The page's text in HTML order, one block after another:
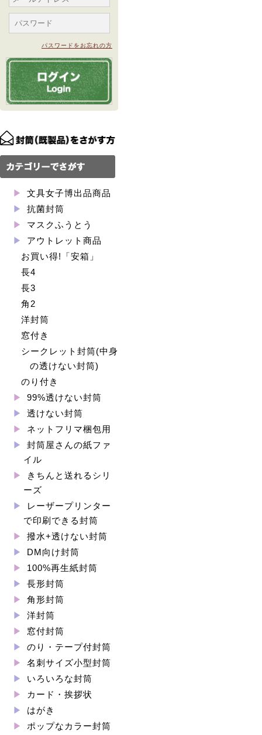
パスワードをお忘れの方
文具女子博出品商品
抗菌封筒
マスクふうとう
アウトレット商品
お買い得!「安箱」
長4
長3
角2
洋封筒
窓付き
シークレット封筒(中身
の透けない封筒)
のり付き
99%透けない封筒
透けない封筒
ネットフリマ梱包用
封筒屋さんの紙ファ
イル
きちんと送れるシリ
ーズ
レーザープリンター
で印刷できる封筒
撥水+透けない封筒
DM向け封筒
100%再生紙封筒
長形封筒
角形封筒
洋封筒
窓付封筒
のり・テープ付封筒
名刺サイズ小型封筒
いろいろな封筒
カード・挨拶状
はがき
ポップなカラー封筒